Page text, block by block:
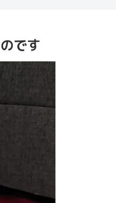
です